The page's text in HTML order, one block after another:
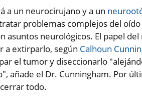
a un neurocirujano y a un
problemas complejos del
asuntos neurológicos. El papel
a extirparlo, según Calhoun
el tumor y diseccionarlo
añade el Dr. Cunningham. Por
todo.